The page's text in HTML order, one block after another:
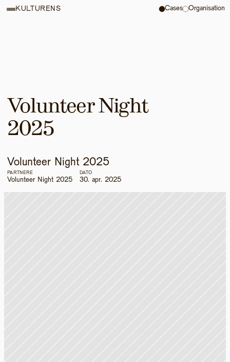
Volunteer Night
2025
Volunteer Night 2025
PARTNERE
Volunteer Night 2025
DATO
30. apr. 2025
KULTURENS Cases Organisation